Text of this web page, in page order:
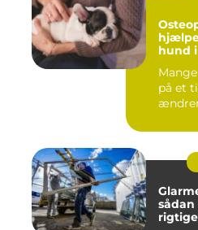
hund
på et